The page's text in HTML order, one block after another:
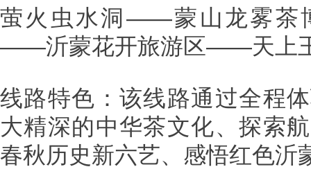
萤火虫水洞——蒙山龙雾
——沂蒙花开旅游区——天上
线路特色：该线路通过全程
大精深的中华茶文化、探索
春秋历史新六艺、感悟红色沂